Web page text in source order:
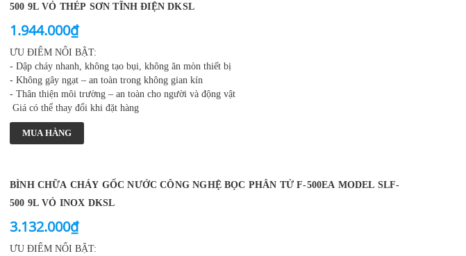
500 9L VỎ THÉP SƠN TĨNH ĐIỆN DKSL
1.944.000₫
ƯU ĐIỂM NỔI BẬT:
- Dập cháy nhanh, không tạo bụi, không ăn mòn thiết bị
- Không gây ngạt – an toàn trong không gian kín
- Thân thiện môi trường – an toàn cho người và động vật
Giá có thể thay đổi khi đặt hàng
MUA HÀNG
BÌNH CHỮA CHÁY GỐC NƯỚC CÔNG NGHỆ BỌC PHÂN TỬ F-500EA MODEL SLF-
500 9L VỎ INOX DKSL
3.132.000₫
ƯU ĐIỂM NỔI BẬT: